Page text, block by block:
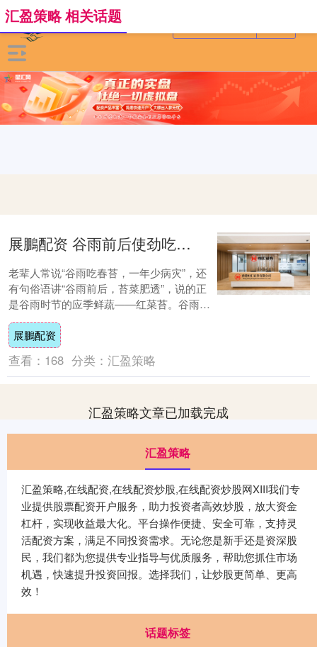
汇盈策略 相关话题
展鵬配资 谷雨前后使劲吃，1清肝，2润肠，3增免疫，这菜正当季别错过
老辈人常说“谷雨吃春苔，一年少病灾”，还
有句俗语讲“谷雨前后，苔菜肥透”，说的正
是谷雨时节的应季鲜蔬——红菜苔。谷雨作
为春天最后一个节气，雨水增多、春燥未
消，肝....
展鵬配资
查看： 168 分类： 汇盈策略
汇盈策略文章已加载完成
汇盈策略
汇盈策略,在线配资,在线配资炒股,在线配资炒股网XIII‌我们专
业提供股票配资开户服务，助力投资者高效炒股，放大资金
杠杆，实现收益最大化。平台操作便捷、安全可靠，支持灵
活配资方案，满足不同投资需求。无论您是新手还是资深股
民，我们都为您提供专业指导与优质服务，帮助您抓住市场
机遇，快速提升投资回报。选择我们，让炒股更简单、更高
效！
话题标签